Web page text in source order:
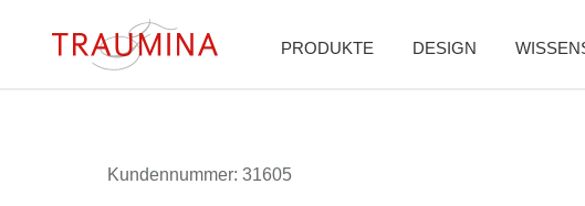
PRODUKTE DESIGN
Kun­den­num­mer: 31605